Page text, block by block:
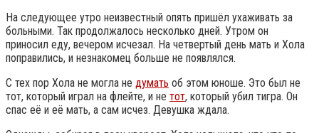
На следующее утро неизвестный опять пришёл ухаживать за
больными. Так продолжалось несколько дней. Утром он
приносил еду, вечером исчезал. На четвертый день мать и Хола
поправились, и незнакомец больше не появлялся.
С тех пор Хола не могла не думать об этом юноше. Это был не
тот, который играл на флейте, и не тот, который убил тигра. Он
спас её и её мать, а сам исчез. Девушка ждала.